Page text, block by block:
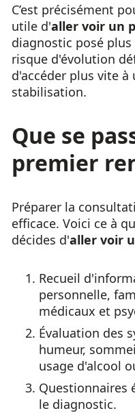
C’est précisément
utile d'aller voir un
diagnostic posé
risque d'évolution
d'accéder plus vite
stabilisation.
Que se
premier
Préparer la
efficace. Voici ce à
décides d'aller voir
Recueil
personnelle,
médicaux et
Évaluation des
humeur,
usage d'alcool
Questionnaires
le diagnostic.